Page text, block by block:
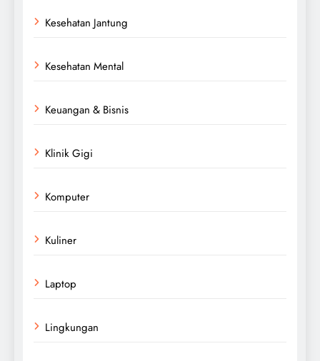
Kesehatan Jantung
Kesehatan Mental
Keuangan & Bisnis
Klinik Gigi
Komputer
Kuliner
Laptop
Lingkungan